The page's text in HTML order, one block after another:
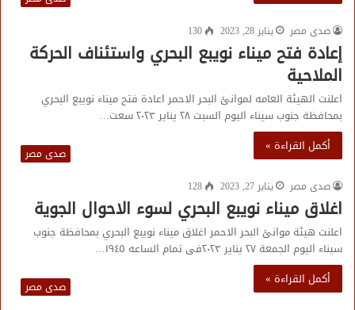
صدى مصر
يناير 28, 2023 130
إعادة فتح ميناء نويبع البحري واستئناف الحركة
الملاحية
اعلنت الهيئة العامه لموانئ البحر الاحمر اعادة فتح ميناء نويبع البحري
بمحافظة جنوب سيناء اليوم السبت ٢٨ يناير ٢٠٢٣ سعت…
أكمل القراءة »
صدى مصر
صدى مصر
يناير 27, 2023 128
اغلاق ميناء نويبع البحري لسوء الاحوال الجوية
اعلنت هيئة موانئ البحر الاحمر اغلاق ميناء نويبع البحري بمحافظة جنوب
سيناء اليوم الجمعة ٢٧ يناير ٢٠٢٣فى تمام الساعه ١٩٤٥…
أكمل القراءة »
صدى مصر